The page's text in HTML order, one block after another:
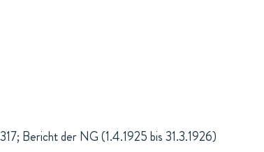
Bericht der NG (1.4.1925 bis 31.3.1926)